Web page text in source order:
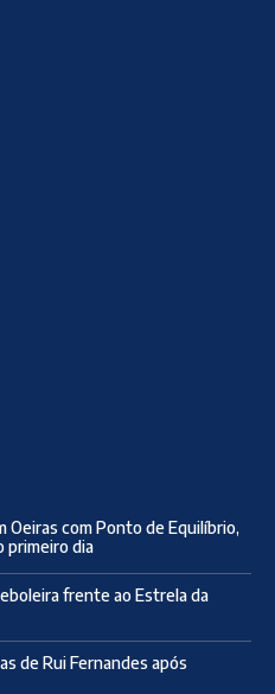
com Ponto de Equilíbrio,
primeiro dia
frente ao Estrela da
de Rui Fernandes após